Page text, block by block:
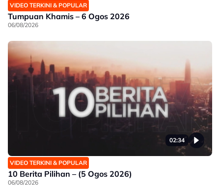
VIDEO TERKINI & POPULAR
Tumpuan Khamis – 6 Ogos 2026
06/08/2026
02:34
VIDEO TERKINI & POPULAR
10 Berita Pilihan – (5 Ogos 2026)
06/08/2026